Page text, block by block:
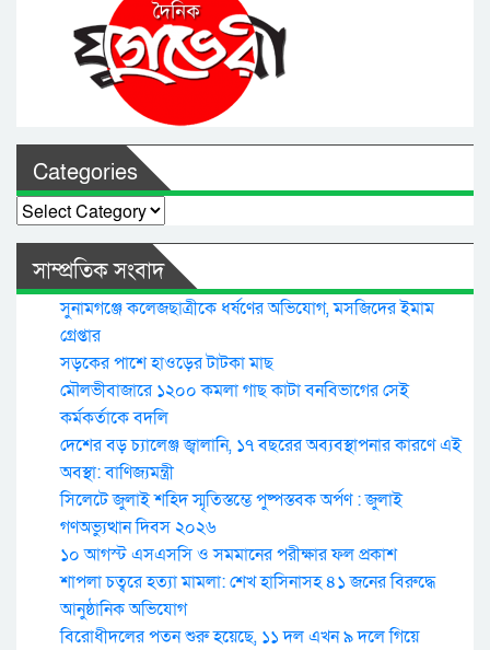
Categories
Categories
সাম্প্রতিক সংবাদ
সুনামগঞ্জে কলেজছাত্রীকে ধর্ষণের অভিযোগ, মসজিদের ইমাম
গ্রেপ্তার
সড়কের পাশে হাওড়ের টাটকা মাছ
মৌলভীবাজারে ১২০০ কমলা গাছ কাটা বনবিভাগের সেই
কর্মকর্তাকে বদলি
দেশের বড় চ্যালেঞ্জ জ্বালানি, ১৭ বছরের অব্যবস্থাপনার কারণে এই
অবস্থা: বাণিজ্যমন্ত্রী
সিলেটে জুলাই শহিদ স্মৃতিস্তম্ভে পুষ্পস্তবক অর্পণ : জুলাই
গণঅভ্যুত্থান দিবস ২০২৬
১০ আগস্ট এসএসসি ও সমমানের পরীক্ষার ফল প্রকাশ
শাপলা চত্বরে হত্যা মামলা: শেখ হাসিনাসহ ৪১ জনের বিরুদ্ধে
আনুষ্ঠানিক অভিযোগ
বিরোধীদলের পতন শুরু হয়েছে, ১১ দল এখন ৯ দলে গিয়ে